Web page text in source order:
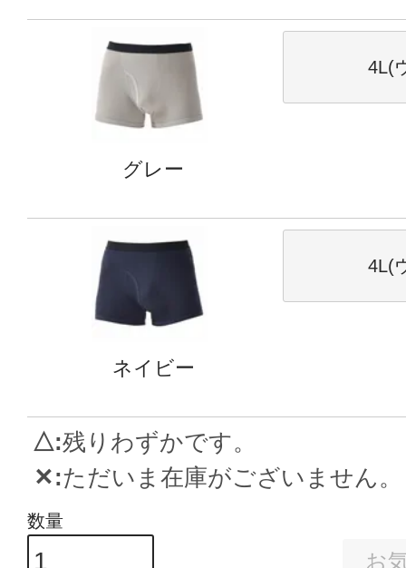
グレー
4L(
ネイビー
4L(
△ 残りわずかです。
✕ ただいま在庫がございません。
お